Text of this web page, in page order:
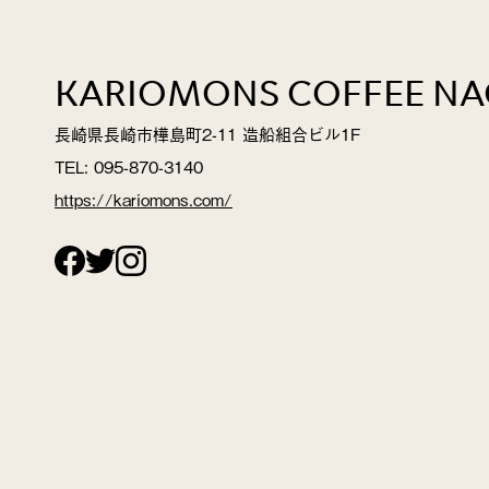
KARIOMONS COFFEE
長崎県長崎市樺島町2-11 造船組合ビル1F
TEL: 095-870-3140
https://kariomons.com/